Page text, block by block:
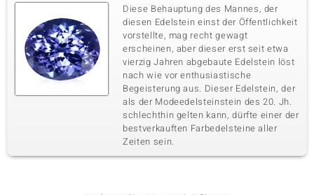
Karatgewicht Summe
0,153 ct
Schliff
Rundschliff
Fassung
Krappenfassung
Herkunft
Tansania
Diese Behauptung des Mannes, der
diesen Edelstein einst der Öffentlichkeit
vorstellte, mag recht gewagt
erscheinen, aber dieser erst seit etwa
vierzig Jahren abgebaute Edelstein löst
nach wie vor enthusiastische
Begeisterung aus. Dieser Edelstein, der
als der Modeedelsteinstein des 20. Jh.
schlechthin gelten kann, dürfte einer der
bestverkauften Farbedelsteine aller
Zeiten sein.